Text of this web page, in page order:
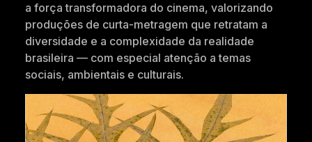
a força transformadora do cinema, valorizando
produções de curta-metragem que retratam a
diversidade e a complexidade da realidade
brasileira — com especial atenção a temas
sociais, ambientais e culturais.